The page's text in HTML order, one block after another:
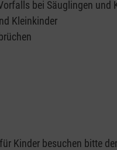
bei Säuglingen und
Kleinkinder
Kinder besuchen bitte